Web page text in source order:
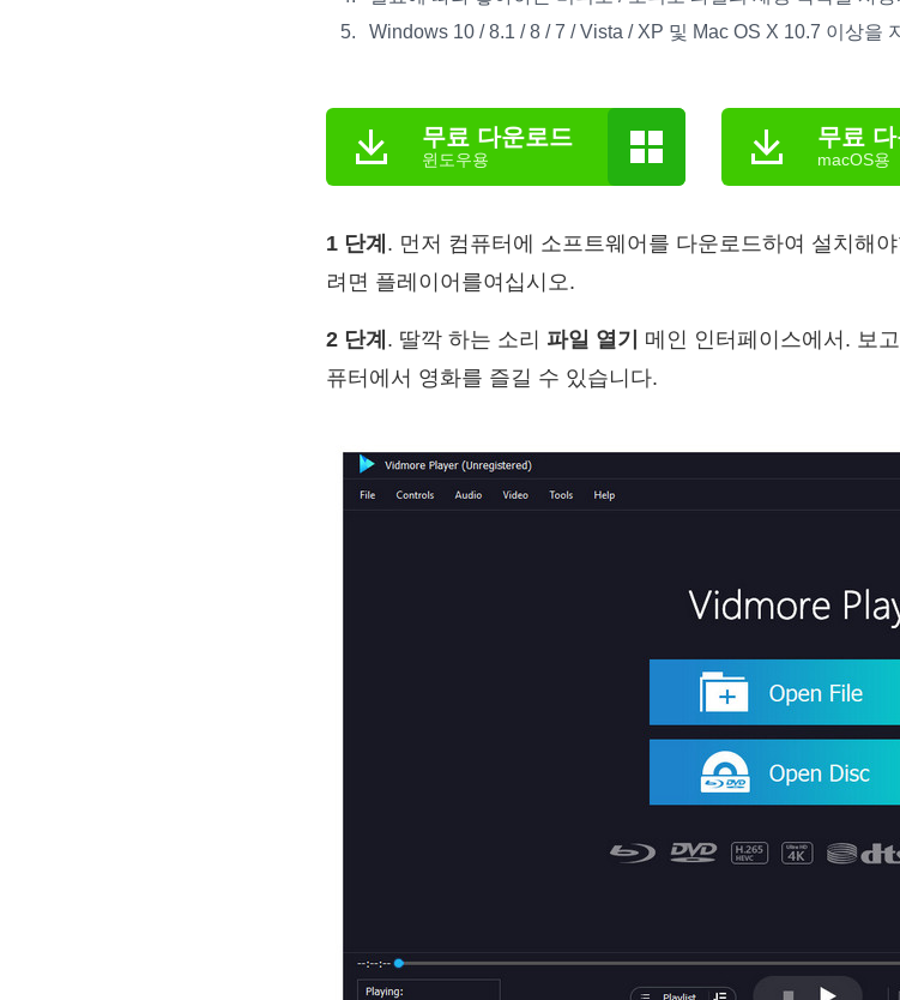
Windows 10 / 8.1 / 8 / 7 / Vista / XP 및 Mac OS X 10.7 이상을
무료 다운로드
윈도우용
무료
macOS용
1 단계 . 먼저 컴퓨터에 소프트웨어를 다운로드하여 설치해
려면 플레이어를여십시오.
2 단계 . 딸깍 하는 소리 파일 열기
메인 인터페이스에서. 보
퓨터에서 영화를 즐길 수 있습니다.